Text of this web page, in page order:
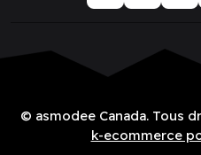
© asmodee Canada. Tous
k-ecommerce